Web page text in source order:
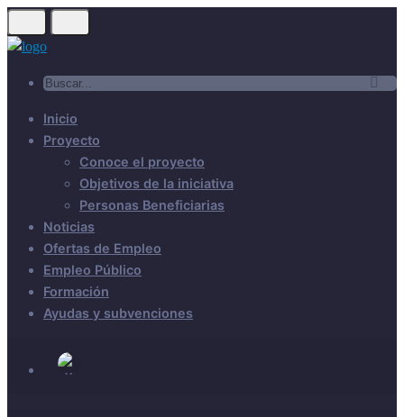
Inicio
Proyecto
Conoce el proyecto
Objetivos de la iniciativa
Personas Beneficiarias
Noticias
Ofertas de Empleo
Empleo Público
Formación
Ayudas y subvenciones